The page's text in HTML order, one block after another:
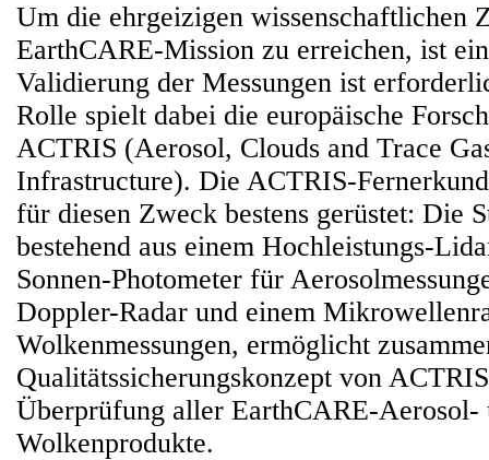
Um die ehrgeizigen wissenschaftlichen
EarthCARE-Mission zu erreichen, ist
Validierung der Messungen ist
Rolle spielt dabei die europäische
ACTRIS (Aerosol, Clouds and Trace
Infrastructure). Die ACTRIS-
für diesen Zweck bestens gerüstet: Die
bestehend aus einem Hochleistungs-
Sonnen-Photometer für
Doppler-Radar und einem
Wolkenmessungen, ermöglicht
Qualitätssicherungskonzept von
Überprüfung aller EarthCARE-Aerosol-
Wolkenprodukte.